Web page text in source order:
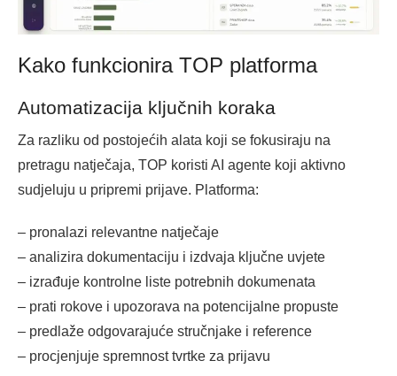
Kako funkcionira TOP platforma
Automatizacija ključnih koraka
Za razliku od postojećih alata koji se fokusiraju na
pretragu natječaja, TOP koristi AI agente koji aktivno
sudjeluju u pripremi prijave. Platforma:
– pronalazi relevantne natječaje
– analizira dokumentaciju i izdvaja ključne uvjete
– izrađuje kontrolne liste potrebnih dokumenata
– prati rokove i upozorava na potencijalne propuste
– predlaže odgovarajuće stručnjake i reference
– procjenjuje spremnost tvrtke za prijavu